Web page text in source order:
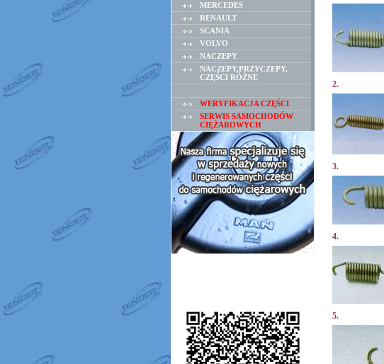
MERCEDES
RENAULT
SCANIA
VOLVO
NACZEPY
NACZEPY,PRZYCZEPY,
CZĘŚCI RÓŻNE
WERYFIKACJA CZĘŚCI
SERWIS SAMOCHODÓW
CIĘŻAROWYCH
2.
3.
4.
5.